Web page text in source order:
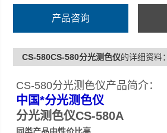
产品咨询
CS-580CS-580分光测色仪的详细资料：
CS-580分光测色仪产品简介：
中国*分光测色仪
分光测色仪CS-580A